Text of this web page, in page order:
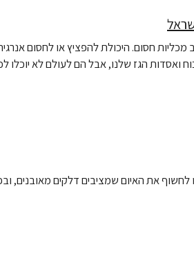
מכליות חסום. היכולת להפציץ או לחסום
ואסדות הגז שלנו, אבל הם לעולם לא